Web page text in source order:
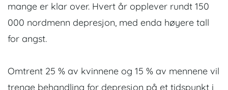
mange er klar over. Hvert år opplever rundt 150
000 nordmenn depresjon, med enda høyere tall
for angst.
Omtrent 25 % av kvinnene og 15 % av mennene vil
trenge behandling for depresjon på et tidspunkt i